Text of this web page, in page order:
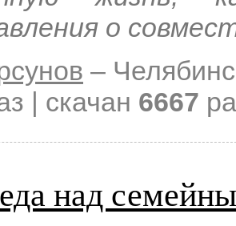
о
–
| скачан 6667
над